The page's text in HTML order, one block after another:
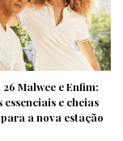
Malwee e Enfim:
essenciais e cheias
a nova estação